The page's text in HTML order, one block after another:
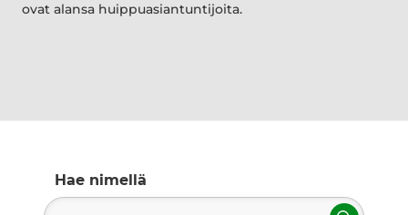
ovat alansa huippuasiantuntijoita.
Hae nimellä